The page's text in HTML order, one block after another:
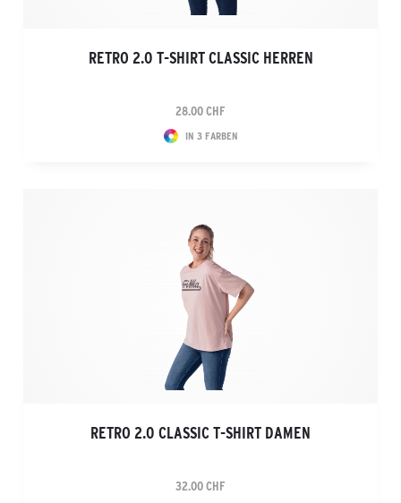
RETRO 2.0 T-SHIRT CLASSIC HERREN
28.00 CHF
IN 3 FARBEN
RETRO 2.0 CLASSIC T-SHIRT DAMEN
32.00 CHF